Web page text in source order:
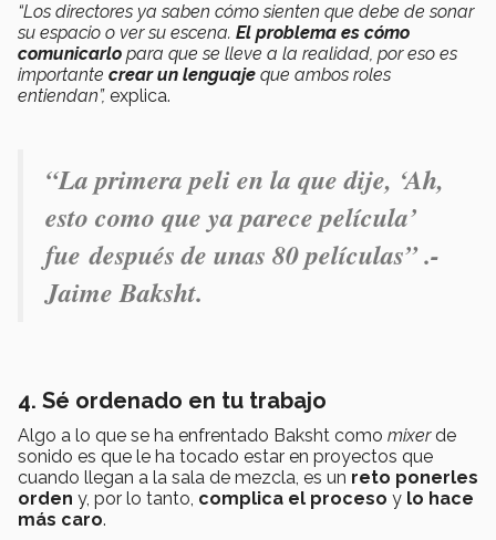
“Los directores ya saben cómo sienten que debe de sonar
su espacio o ver su escena. El problema es cómo
comunicarlo para que se lleve a la realidad, por eso es
importante crear un lenguaje que ambos roles
entiendan”, explica.
“La primera peli en la que dije, ‘Ah,
esto como que ya parece película’
fue después de unas 80 películas” .-
Jaime Baksht.
4. Sé ordenado en tu trabajo
Algo a lo que se ha enfrentado Baksht como mixerde
sonido es que le ha tocado estar en proyectos que
cuando llegan a la sala de mezcla, es un reto ponerles
orden y, por lo tanto, complica el proceso y lo hace
más caro.